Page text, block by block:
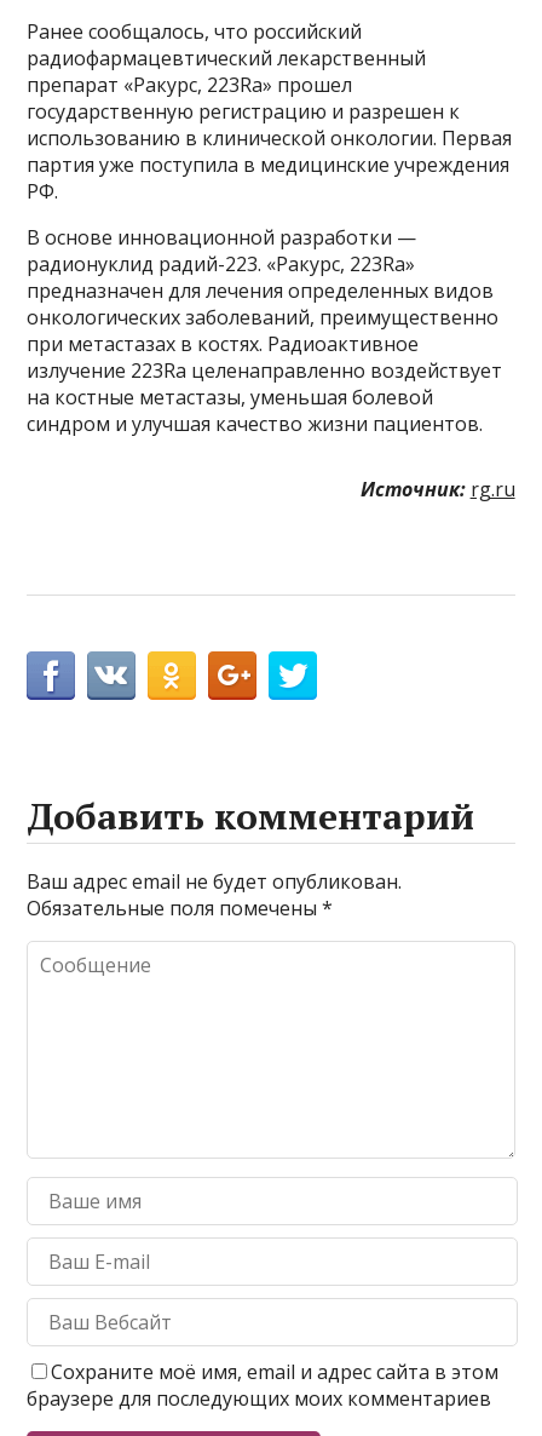
Ранее сообщалось, что российский
радиофармацевтический лекарственный
препарат «Ракурс, 223Ra» прошел
государственную регистрацию и разрешен к
использованию в клинической онкологии. Первая
партия уже поступила в медицинские учреждения
РФ.
В основе инновационной разработки —
радионуклид радий-223. «Ракурс, 223Ra»
предназначен для лечения определенных видов
онкологических заболеваний, преимущественно
при метастазах в костях. Радиоактивное
излучение 223Ra целенаправленно воздействует
на костные метастазы, уменьшая болевой
синдром и улучшая качество жизни пациентов.
Источник: rg.ru
Добавить комментарий
Ваш адрес email не будет опубликован.
Обязательные поля помечены*
Сохраните моё имя, email и адрес сайта в этом
браузере для последующих моих комментариев